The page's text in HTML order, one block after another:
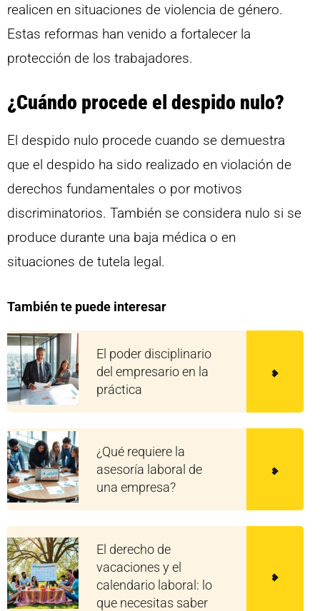
realicen en situaciones de violencia de género.
Estas reformas han venido a fortalecer la
protección de los trabajadores.
¿Cuándo procede el despido nulo?
El despido nulo procede cuando se demuestra
que el despido ha sido realizado en violación de
derechos fundamentales o por motivos
discriminatorios. También se considera nulo si se
produce durante una baja médica o en
situaciones de tutela legal.
También te puede interesar
El poder disciplinario
del empresario en la
práctica
¿Qué requiere la
asesoría laboral de
una empresa?
El derecho de
vacaciones y el
calendario laboral: lo
que necesitas saber